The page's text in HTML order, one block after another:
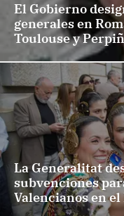
El Gobierno
generales en
Toulouse y
La Generalitat
subvenciones
Valencianos en